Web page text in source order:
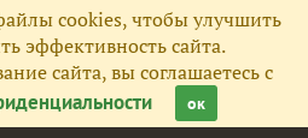
cookies, чтобы улучшить
эффективность сайта.
сайта, вы соглашаетесь с
ок